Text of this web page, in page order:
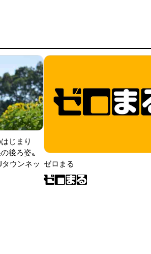
じまり
後ろ姿〟
ウンネッ ゼロまる